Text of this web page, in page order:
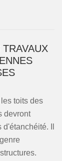
toits des
devront
Il